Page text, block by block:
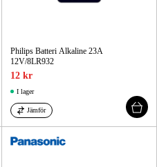
Philips Batteri Alkaline 23A
12V/8LR932
12 kr
I lager
Jämför